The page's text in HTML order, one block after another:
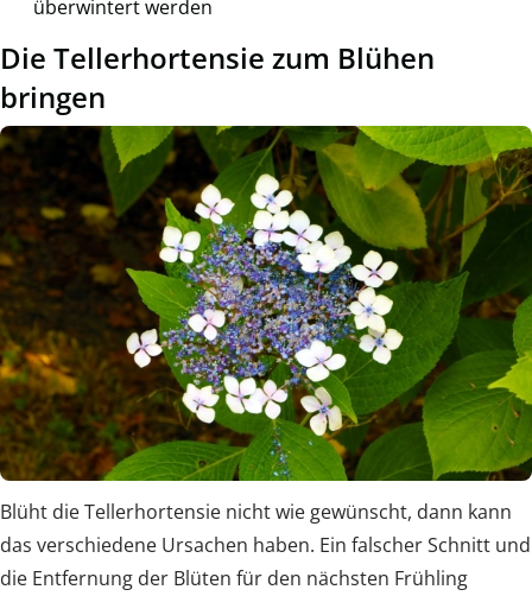
überwintert werden
Die Tellerhortensie zum Blühen
bringen
Blüht die Tellerhortensie nicht wie gewünscht, dann kann
das verschiedene Ursachen haben. Ein falscher Schnitt und
die Entfernung der Blüten für den nächsten Frühling